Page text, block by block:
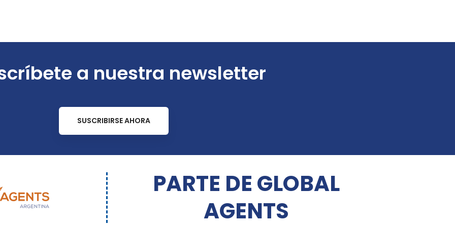
a nuestra newsletter
SUSCRIBIRSE AHORA
PARTE DE GLOBAL
AGENTS